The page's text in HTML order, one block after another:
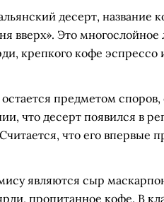
десерт, название
вверх». Это многослойное
крепкого кофе эспрессо
предметом
что десерт появился в
что его впервые
являются сыр
пропитанное кофе. В